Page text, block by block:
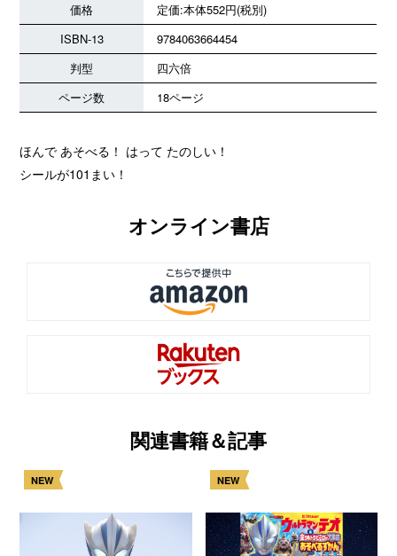
価格
定価:本体552円(税別)
ISBN-13
9784063664454
判型
四六倍
ページ数
18ページ
ほんで あそべる！ はって たのしい！
シールが101まい！
オンライン書店
関連書籍＆記事
NEW NEW